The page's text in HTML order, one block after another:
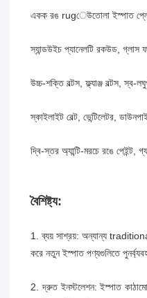
একক রঙ rugেউতোলা ইস্পাত
স্যান্ডউইচ প্যানেলটি রকউড, গ্লাস
উচ্চ-শক্তি বল্টস, ফ্ল্যাঞ্জ বল্টস, স্ব-
স্কাইলাইট বেল্ট, ভেন্টিলেটর,
দ্বি-স্তর অ্যান্টি-মরচে রঙে পেইন্ট,
বৈশিষ্ট্য:
1. ব্যয় সাশ্রয়: অন্যান্য
করে নতুন ইস্পাত পণ্যগুলিতে
2. দ্রুত ইনস্টলেশন: ইস্পাত